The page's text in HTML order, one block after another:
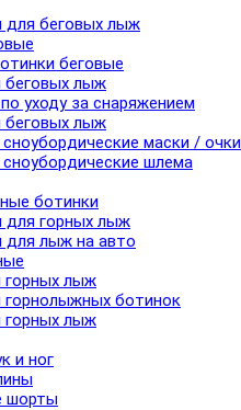
для беговых лыж
беговые
беговых лыж
уходу за снаряжением
беговых лыж
маски / очки
шлема
ботинки
для горных лыж
для лыж на авто
горных лыж
горнолыжных ботинок
горных лыж
и ног
шорты